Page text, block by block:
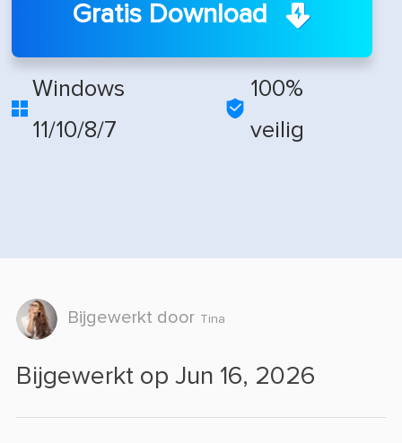
Gratis Download

Windows
11/10/8/7

100%
veilig
Bijgewerkt door Tina
Bijgewerkt op Jun 16, 2026